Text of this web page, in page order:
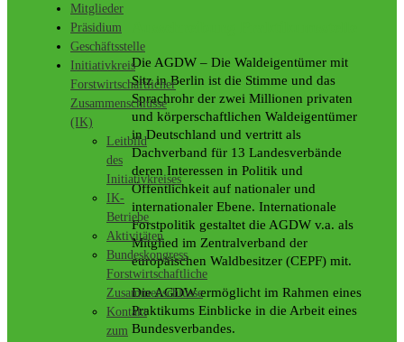
Die AGDW – Die Waldeigentümer mit
Sitz in Berlin ist die Stimme und das
Sprachrohr der zwei Millionen privaten
und körperschaftlichen Waldeigentümer
in Deutschland und vertritt als
Dachverband für 13 Landesverbände
deren Interessen in Politik und
Öffentlichkeit auf nationaler und
internationaler Ebene. Internationale
Forstpolitik gestaltet die AGDW v.a. als
Mitglied im Zentralverband der
europäischen Waldbesitzer (CEPF) mit.
Die AGDW ermöglicht im Rahmen eines
Praktikums Einblicke in die Arbeit eines
Bundesverbandes.
Mitglieder
Präsidium
Geschäftsstelle
Initiativkreis
Forstwirtschaftlicher
Zusammenschlüsse
(IK)
Leitbild
des
Initiativkreises
IK-
Betriebe
Aktivitäten
Bundeskongress
Forstwirtschaftliche
Zusammenschlüsse
Kontakt
zum